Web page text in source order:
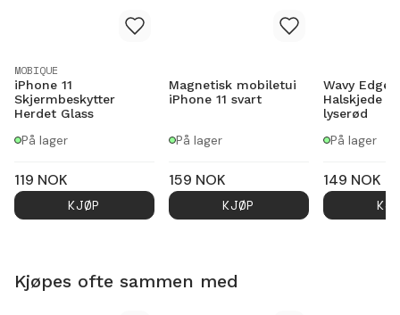
MOBIQUE
iPhone 11
Skjermbeskytter
Herdet Glass
På lager
119 NOK
KJØP
Magnetisk mobiletui
iPhone 11 svart
På lager
159 NOK
KJØP
Wavy Edge
Halskjede
lyserød
På lager
149 NOK
Kjøpes ofte sammen med